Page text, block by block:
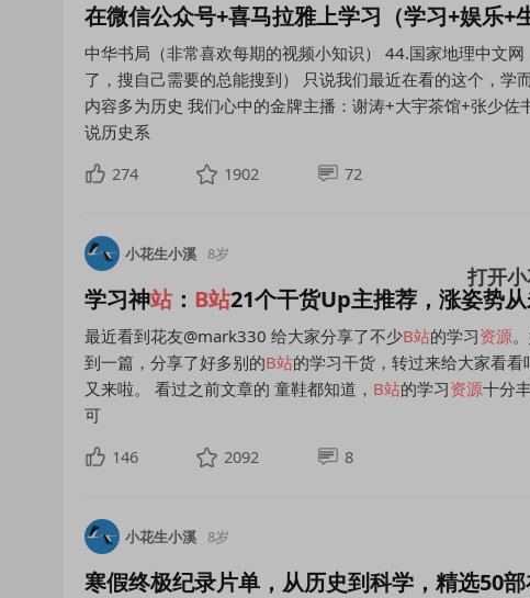
在微信公众号+喜马拉雅上学习（学习+娱乐+
中华书局（非常喜欢每期的视频小知识） 44.国家地理中文网
了，搜自己需要的总能搜到） 只说我们最近在看的这个，学
内容多为历史 我们心中的金牌主播：谢涛+大宇茶馆+张少
说历史系
274
1902 72
小花生小溪 8岁
学习神站： B站21个干货Up主推荐，涨姿势从
最近看到花友@mark330 给大家分享了不少B站的学习资源
到一篇，分享了好多别的B站的学习干货，转过来给大家看
又来啦。 看过之前文章的 童鞋都知道， B站的学习资源十分
可
146
2092 8
小花生小溪 8岁
寒假终极纪录片单，从历史到科学，精选50